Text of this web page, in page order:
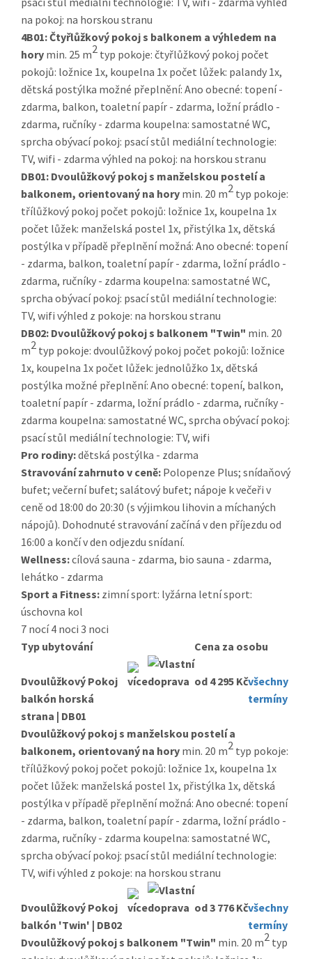
na pokoj: na horskou stranu
4B01:Čtyřlůžkový pokoj s balkonem a výhledem na
hory min. 25 m2 typ pokoje: čtyřlůžkový pokoj počet
pokojů: ložnice 1x, koupelna 1x počet lůžek: palandy 1x,
dětská postýlka možné přeplnění: Ano obecné: topení -
zdarma, balkon, toaletní papír - zdarma, ložní prádlo -
zdarma, ručníky - zdarma koupelna: samostatné WC,
sprcha obývací pokoj: psací stůl mediální technologie:
TV, wifi - zdarma výhled na pokoj: na horskou stranu
DB01: Dvoulůžkový pokoj s manželskou postelí a
balkonem, orientovaný na hory min. 20 m2 typ pokoje:
třílůžkový pokoj počet pokojů: ložnice 1x, koupelna 1x
počet lůžek: manželská postel 1x, přistýlka 1x, dětská
postýlka v případě přeplnění možná: Ano obecné: topení
- zdarma, balkon, toaletní papír - zdarma, ložní prádlo -
zdarma, ručníky - zdarma koupelna: samostatné WC,
sprcha obývací pokoj: psací stůl mediální technologie:
TV, wifi výhled z pokoje: na horskou stranu
DB02: Dvoulůžkový pokoj s balkonem "Twin" min. 20
m2 typ pokoje: dvoulůžkový pokoj počet pokojů: ložnice
1x, koupelna 1x počet lůžek: jednolůžko 1x, dětská
postýlka možné přeplnění: Ano obecné: topení, balkon,
toaletní papír - zdarma, ložní prádlo - zdarma, ručníky -
zdarma koupelna: samostatné WC, sprcha obývací pokoj:
psací stůl mediální technologie: TV, wifi
Pro rodiny:dětská postýlka - zdarma
Stravování zahrnuto v ceně: Polopenze Plus; snídaňový
bufet; večerní bufet; salátový bufet; nápoje k večeři v
ceně od 18:00 do 20:30 (s výjimkou lihovin a míchaných
nápojů). Dohodnuté stravování začíná v den příjezdu od
16:00 a končí v den odjezdu snídaní.
Wellness:cílová sauna - zdarma, bio sauna - zdarma,
lehátko - zdarma
Sport a Fitness: zimní sport: lyžárna letní sport:
úschovna kol
7 nocí4 noci 3 noci
Typ ubytování
Cena za osobu
Dvoulůžkový Pokoj
balkón horská
strana | DB01
od 4 295 Kčvšechny
termíny
Dvoulůžkový pokoj s manželskou postelí a
balkonem, orientovaný na hory min. 20 m2 typ pokoje:
třílůžkový pokoj počet pokojů: ložnice 1x, koupelna 1x
počet lůžek: manželská postel 1x, přistýlka 1x, dětská
postýlka v případě přeplnění možná: Ano obecné: topení
- zdarma, balkon, toaletní papír - zdarma, ložní prádlo -
zdarma, ručníky - zdarma koupelna: samostatné WC,
sprcha obývací pokoj: psací stůl mediální technologie:
TV, wifi výhled z pokoje: na horskou stranu
Dvoulůžkový Pokoj
balkón 'Twin' | DB02
od 3 776 Kčvšechny
termíny
Dvoulůžkový pokoj s balkonem "Twin" min. 20 m2 typ